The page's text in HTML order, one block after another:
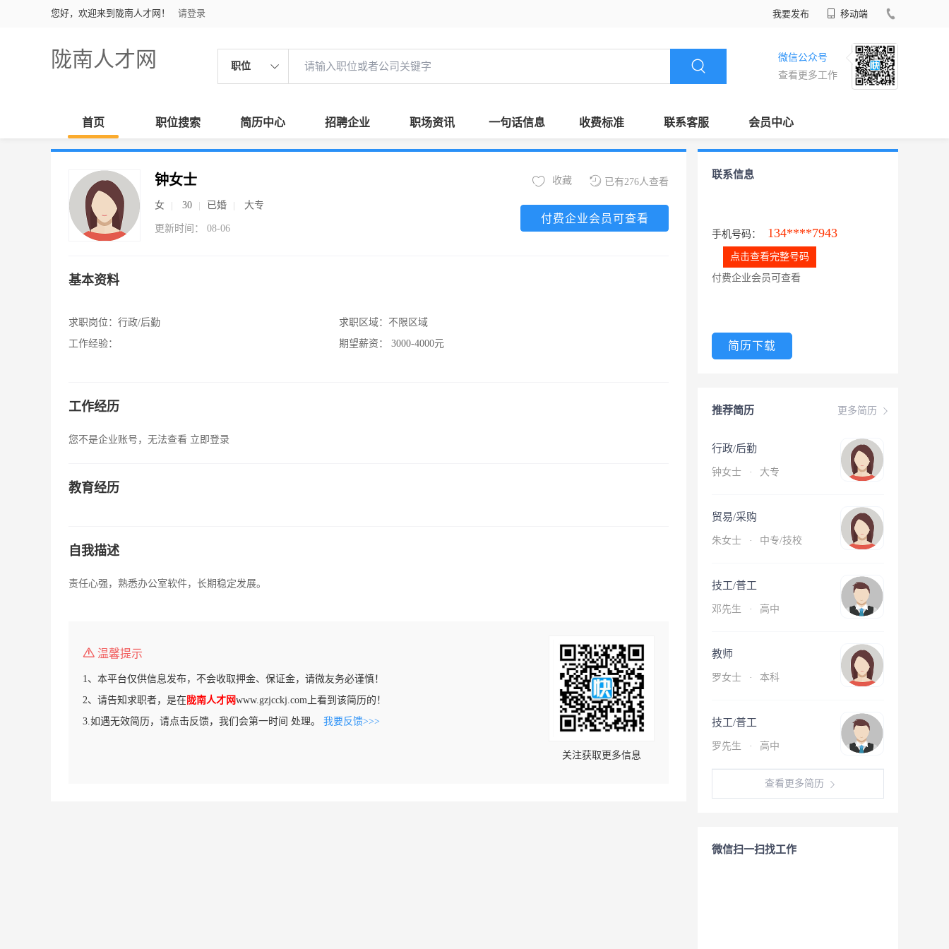
您好，欢迎来到陇南人才网！ 请登录 我要发布 移动端
陇南人才网 职位
微信公众号
查看更多工作
首页 职位搜索 简历中心 招聘企业 职场资讯 一句话信息 收费标准 联系客服 会员中心
钟女士
女 30 已婚 大专
更新时间： 08-06
已有276人查看
收藏
付费企业会员可查看
基本资料
求职岗位： 行政/后勤
工作经验：
求职区域： 不限区域
期望薪资：
3000-4000元
工作经历
您不是企业账号，无法查看 立即登录
教育经历
自我描述
责任心强，熟悉办公室软件，长期稳定发展。
温馨提示
1、本平台仅供信息发布，不会收取押金、保证金，请微友务必谨慎！
2、请告知求职者，是在陇南人才网www.gzjcckj.com上看到该简历的！
3.如遇无效简历，请点击反馈，我们会第一时间 处理。 我要反馈>>>
关注获取更多信息
联系信息
手机号码： 134****7943
点击查看完整号码
付费企业会员可查看
简历下载
更多简历
推荐简历
行政/后勤
钟女士 · 大专
贸易/采购
朱女士 · 中专/技校
技工/普工
邓先生 · 高中
教师
罗女士 · 本科
技工/普工
罗先生 · 高中
查看更多简历
微信扫一扫找工作